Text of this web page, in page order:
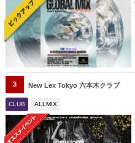
3 New Lex Tokyo 六本木クラブ
CLUB ALLMIX